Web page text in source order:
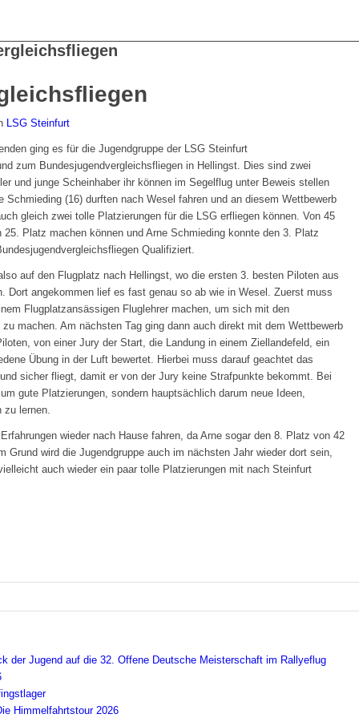
LSG Steinfurt
ging es für die Jugendgruppe der LSG Steinfurt
zum Bundesjugendvergleichsfliegen in Hellingst. Dies sind zwei
und junge Scheinhaber ihr können im Segelflug unter Beweis stellen
Schmieding (16) durften nach Wesel fahren und an diesem Wettbewerb
gleich zwei tolle Platzierungen für die LSG erfliegen können. Von 45
25. Platz machen können und Arne Schmieding konnte den 3. Platz
Qualifiziert.
auf den Flugplatz nach Hellingst, wo die ersten 3. besten Piloten aus
Dort angekommen lief es fast genau so ab wie in Wesel. Zuerst muss
Flugplatzansässigen Fluglehrer machen, um sich mit den
machen. Am nächsten Tag ging dann auch direkt mit dem Wettbewerb
von einer Jury der Start, die Landung in einem Ziellandefeld, ein
Übung in der Luft bewertet. Hierbei muss darauf geachtet das
sicher fliegt, damit er von der Jury keine Strafpunkte bekommt. Bei
gute Platzierungen, sondern hauptsächlich darum neue Ideen,
zu lernen.
wieder nach Hause fahren, da Arne sogar den 8. Platz von 42
Grund wird die Jugendgruppe auch im nächsten Jahr wieder dort sein,
auch wieder ein paar tolle Platzierungen mit nach Steinfurt
der Jugend auf die 32. Offene Deutsche Meisterschaft im Rallyeflug
Himmelfahrtstour 2026